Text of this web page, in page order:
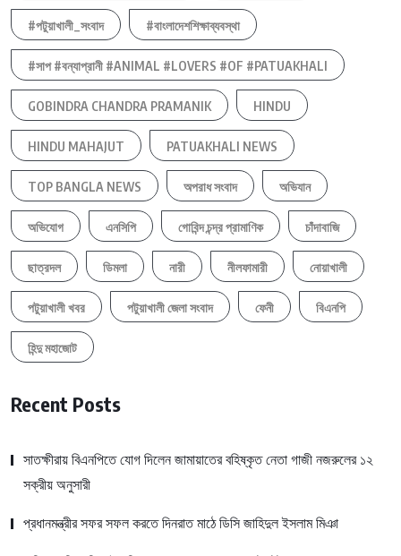
#পটুয়াখালী_সংবাদ #বাংলাদেশশিক্ষাব্যবস্থা
#সাপ #বন্যাপ্রানী #ANIMAL #LOVERS #OF #PATUAKHALI
GOBINDRA CHANDRA PRAMANIK HINDU
HINDU MAHAJUT PATUAKHALI NEWS
TOP BANGLA NEWS অপরাধ সংবাদ অভিযান
অভিযোগ এনসিপি গোবিন্দ চন্দ্র প্রামাণিক চাঁদাবাজি
ছাত্রদল ডিমলা নারী নীলফামারী নোয়াখালী
পটুয়াখালী খবর পটুয়াখালী জেলা সংবাদ ফেনী বিএনপি
হিন্দু মহাজোট
Recent Posts
সাতক্ষীরায় বিএনপিতে যোগ দিলেন জামায়াতের বহিষ্কৃত নেতা গাজী নজরুলের ১২
সক্রীয় অনুসারী
প্রধানমন্ত্রীর সফর সফল করতে দিনরাত মাঠে ডিসি জাহিদুল ইসলাম মিঞা